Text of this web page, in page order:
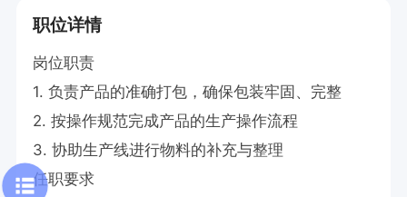
职位详情
岗位职责
1. 负责产品的准确打包，确保包装牢固、完整
2. 按操作规范完成产品的生产操作流程
3. 协助生产线进行物料的补充与整理
任职要求